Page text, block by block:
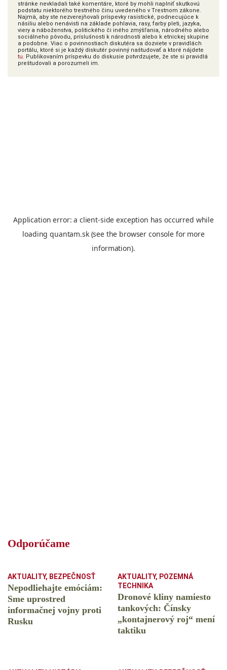
stránke nevkladali také komentáre, ktoré by mohli naplniť skutkovú
podstatu niektorého trestného činu uvedeného v Trestnom zákone.
Najmä, aby ste nezverejňovali príspevky rasistické, podnecujúce k
násiliu alebo nenávisti na základe pohlavia, rasy, farby pleti, jazyka,
viery a náboženstva, politického či iného zmýšľania, národného alebo
sociálneho pôvodu, príslušnosti k národnosti alebo k etnickej skupine
a podobne. Viac o povinnostiach diskutéra sa dozviete v pravidlách
portálu, ktoré si je každý diskutér povinný naštudovať a ktoré nájdete
tu. Publikovaním príspevku do diskusie potvrdzujete, že ste si pravidlá
preštudovali a porozumeli im.
Odporúčame
AKTUALITY, BEZPEČNOSŤ
Nepodliehajte emóciám:
Sme uprostred
informačnej vojny proti
Rusku
AKTUALITY, POZEMNÁ
TECHNIKA
Dronové kliny namiesto
tankových: Čínsky
️„kontajnerový roj“ mení
taktiku